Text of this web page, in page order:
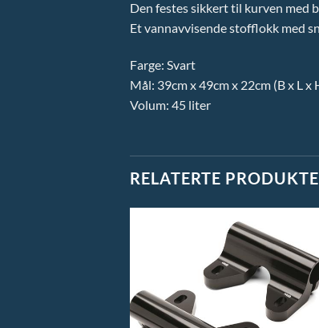
Den festes sikkert til kurven med
Et vannavvisende stofflokk med
Farge: Svart
Mål: 39cm x 49cm x 22cm (B x L x
Volum: 45 liter
RELATERTE